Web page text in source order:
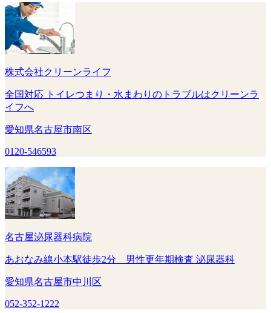
株式会社クリーンライフ
全国対応 トイレつまり・水まわりのトラブルはクリーンラ
イフへ
愛知県名古屋市南区
0120-546593
名古屋泌尿器科病院
あおなみ線小本駅徒歩2分 男性更年期検査 泌尿器科
愛知県名古屋市中川区
052-352-1222